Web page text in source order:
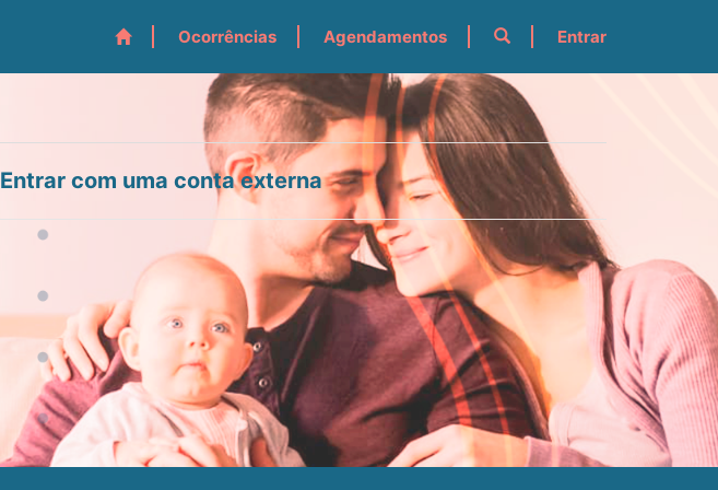
Ocorrências Agendamentos Entrar
Entrar com uma conta externa